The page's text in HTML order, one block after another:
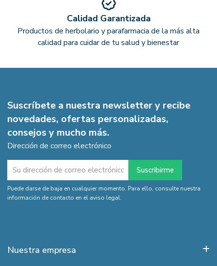
Calidad Garantizada
Productos de herbolario y parafarmacia de la más alta
calidad para cuidar de tu salud y bienestar
Suscríbete a nuestra newsletter y recibe
novedades, ofertas personalizadas,
consejos y mucho más.
Dirección de correo electrónico
Puede darse de baja en cualquier momento. Para ello, consulte nuestra
información de contacto en el aviso legal.
Nuestra empresa